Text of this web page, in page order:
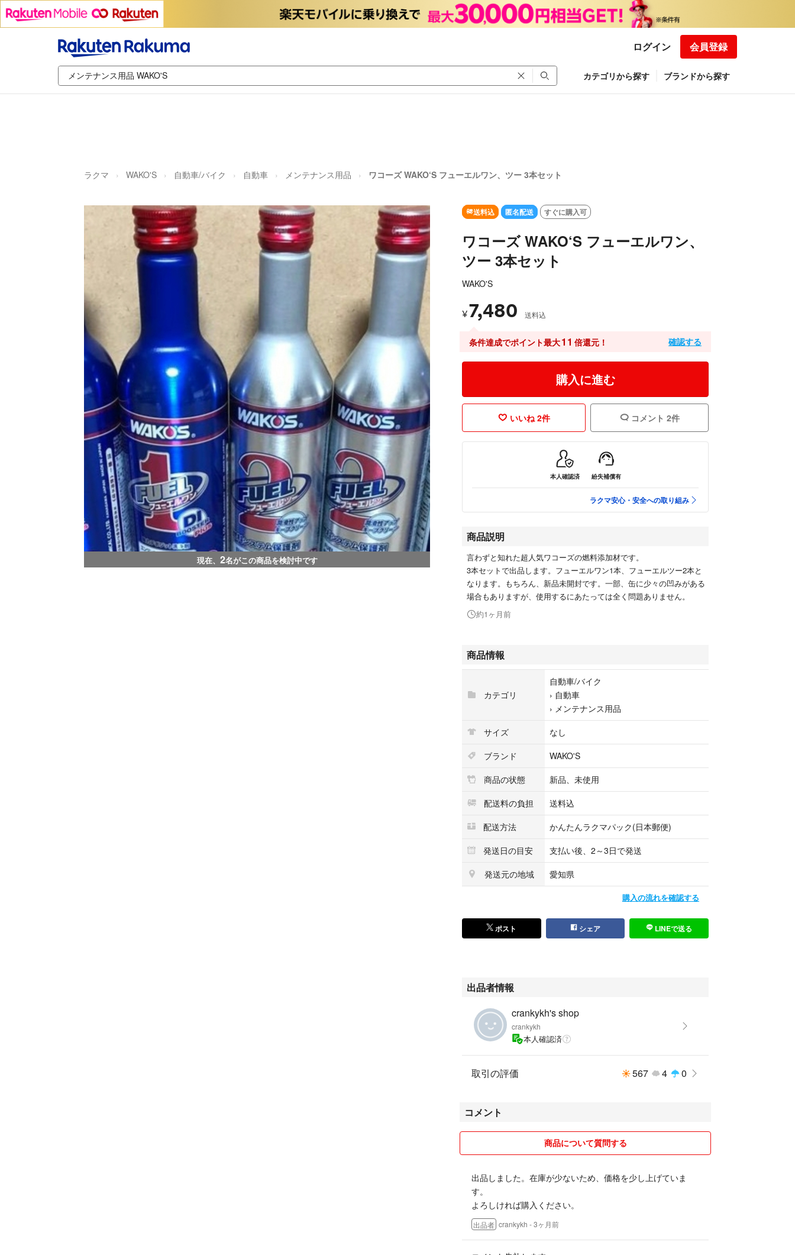
ログイン 会員登録
カテゴリから探す ブランドから探す
ラクマ WAKO'S 自動車/バイク 自動車 メンテナンス用品 ワコーズ WAKO‘S フューエルワン、ツー 3本セット
現在、 2名がこの商品を検討中です
送料込 匿名配送 すぐに購入可
ワコーズ WAKO‘S フューエルワン、
ツー 3本セット
WAKO'S
¥7,480 送料込
条件達成でポイント最大11 倍還元！ 確認する
購入に進む
いいね 2件 コメント 2件
本人確認済 紛失補償有
ラクマ安心・安全への取り組み
商品説明
言わずと知れた超人気ワコーズの燃料添加材です。
3本セットで出品します。フューエルワン1本、フューエルツー2本と
なります。もちろん、新品未開封です。一部、缶に少々の凹みがある
場合もありますが、使用するにあたっては全く問題ありません。
約1ヶ月前
商品情報
カテゴリ
自動車/バイク
› 自動車
› メンテナンス用品
サイズ
なし
ブランド
WAKO'S
商品の状態
新品、未使用
配送料の負担
送料込
配送方法
かんたんラクマパック(日本郵便)
発送日の目安
支払い後、2～3日で発送
発送元の地域
愛知県
購入の流れを確認する
ポスト シェア LINEで送る
出品者情報
crankykh's shop
crankykh
本人確認済
取引の評価 567 4 0
コメント
商品について質問する
出品しました。在庫が少ないため、価格を少し上げていま
す。
よろしければ購入ください。
出品者 crankykh - 3ヶ月前